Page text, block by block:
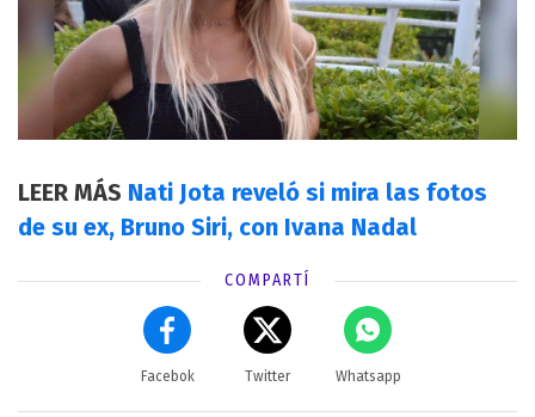
LEER MÁS Nati Jota reveló si mira las fotos
de su ex, Bruno Siri, con Ivana Nadal
COMPARTÍ
Facebok Twitter Whatsapp